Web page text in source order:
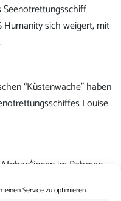
Service zu optimieren.
Humanity sich weigert, mit
“Küstenwache” haben
Louise
im Rahmen